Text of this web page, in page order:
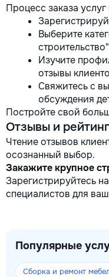
Процесс заказа
Выберите
Изучите
отзывы
Свяжитесь с
обсуждения
Постройте свой
Отзывы и
Чтение отзывов
осознанный выбор.
Закажите крупное
Зарегистрируйтесь
специалистов для
Популярные
Сборка и ремонт